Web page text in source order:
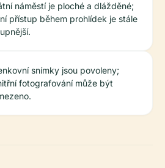
náměstí je ploché a dlážděné;
přístup během prohlídek je stále
snímky jsou povoleny;
fotografování může být